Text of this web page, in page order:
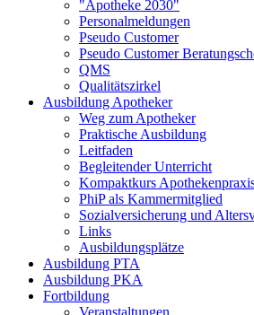
"Apotheke 2030"
Personalmeldungen
Pseudo Customer
Pseudo Customer
QMS
Qualitätszirkel
Ausbildung Apotheker
Weg zum Apotheker
Praktische Ausbildung
Leitfaden
Begleitender Unterricht
Kompaktkurs
PhiP als Kammermitglied
Sozialversicherung und
Links
Ausbildungsplätze
Ausbildung PTA
Ausbildung PKA
Fortbildung
Veranstaltungen